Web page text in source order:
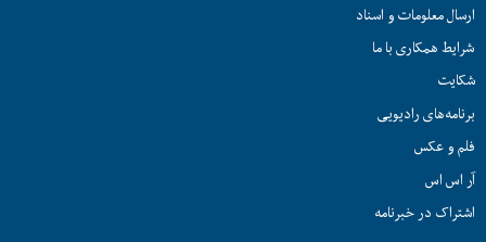
ارسال معلومات و اسناد
شرایط همکاری با ما
شکایت
برنامه‌های رادیویی
فلم و عکس
آر اس اس
اشتراک در خبرنامه